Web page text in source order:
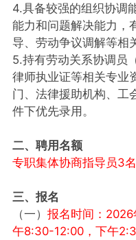
4.具备较强的组织协调
能力和问题解决能力，
导、劳动争议调解等相
5.持有劳动关系协调员
律师执业证等相关专业
门、法律援助机构、工
件下优先录用。
二、聘用名额
专职集体协商指导员3名
三、报名
（一） 报名时间：
午8:30-12:00，下午